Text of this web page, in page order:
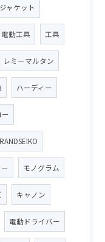
ャケット
電動工具 工具
レミーマルタン
ハーディー
ー
モノグラム
キャノン
電動ドライバー